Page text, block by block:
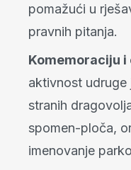
pomažući u
pravnih pitanja.
Komemoraciju
aktivnost udruge
stranih
spomen-ploča,
imenovanje